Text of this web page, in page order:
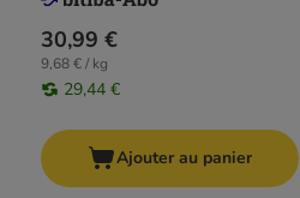
30,99 €
9,68 € / kg
29,44 €
Ajouter au panier